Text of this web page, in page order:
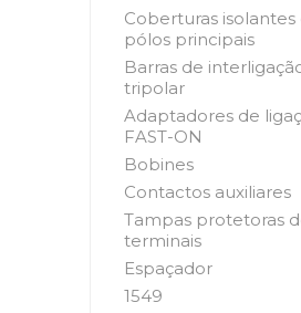
Coberturas isolantes
pólos principais
Barras de
tripolar
Adaptadores de
FAST-ON
Bobines
Contactos auxiliares
Tampas protetoras
terminais
Espaçador
1549